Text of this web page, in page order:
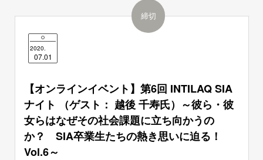
締切
2020.
07.01
【オンラインイベント】第6回 INTILAQ SIA
ナイト （ゲスト： 越後 千寿氏）～彼ら・彼
女らはなぜその社会課題に立ち向かうの
か？ SIA卒業生たちの熱き思いに迫る！
Vol.6～